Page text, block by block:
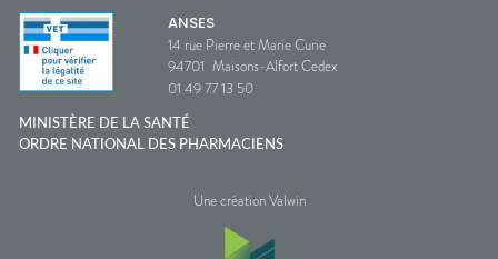
ANSES
14 rue Pierre et Marie Curie
94701 Maisons-Alfort Cedex
01 49 77 13 50
MINISTÈRE DE LA SANTÉ
ORDRE NATIONAL DES PHARMACIENS
Une création Valwin